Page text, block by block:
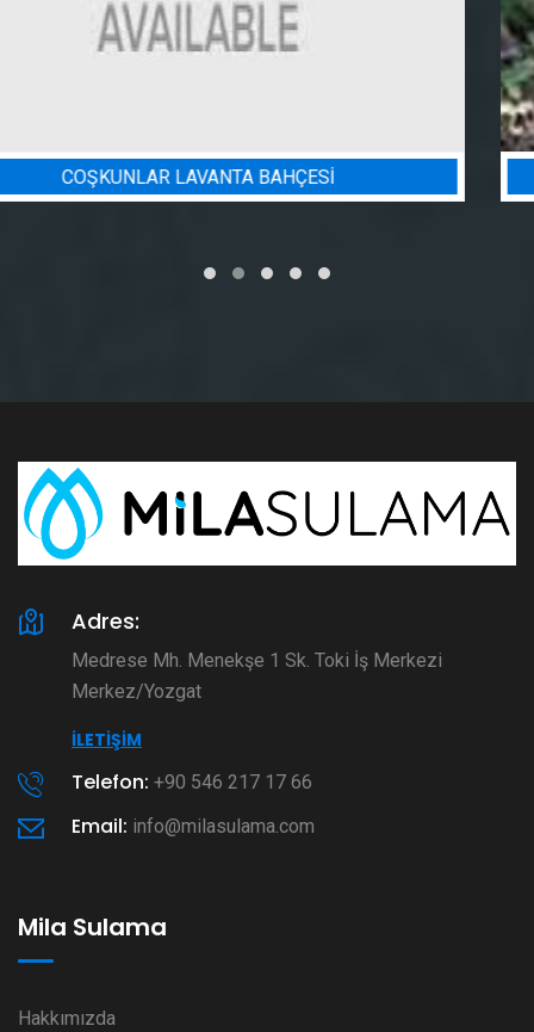
BADEM BAHÇESI SULAMA PROJESI
Adres:
Medrese Mh. Menekşe 1 Sk. Toki İş Merkezi
Merkez/Yozgat
İLETIŞIM
Telefon: +90 546 217 17 66
Email: info@milasulama.com
Mila Sulama
Hakkımızda